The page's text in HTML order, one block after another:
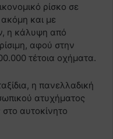
ρίσκο σε
και με
η κάλυψη από
αφού στην
τέτοια οχήματα.
η πανελλαδική
ατυχήματος
στο αυτοκίνητο